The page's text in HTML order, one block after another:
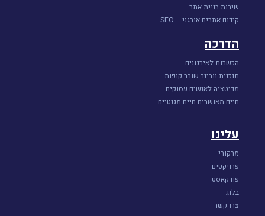
שירות בניית אתר
קידום אתרים אורגני – SEO
הדרכה
הכשרות לאירגונים
תוכנית וובינר שובר קופות
מדיטציה לאנשים עסוקים
חיים מאושרים-חיים מגנטיים
עלינו
מרקורי
פרויקטים
פודקאסט
בלוג
צרו קשר